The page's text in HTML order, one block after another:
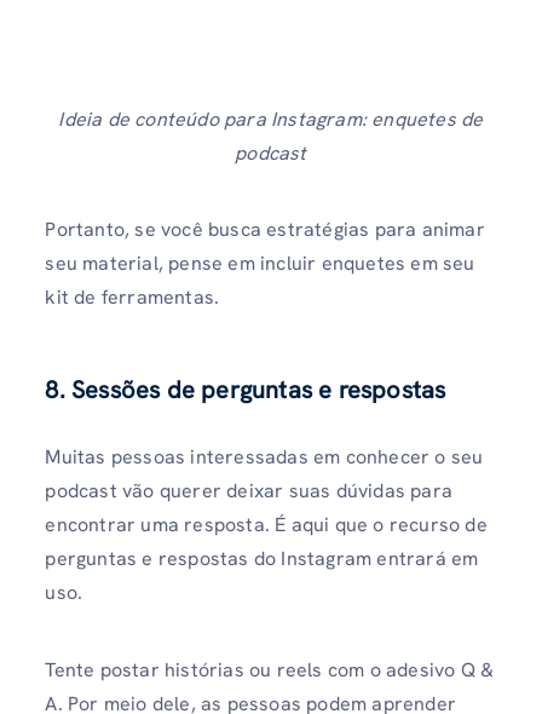
Ideia de conteúdo para Instagram: enquetes de
podcast
Portanto, se você busca estratégias para animar
seu material, pense em incluir enquetes em seu
kit de ferramentas.
8. Sessões de perguntas e respostas
Muitas pessoas interessadas em conhecer o seu
podcast vão querer deixar suas dúvidas para
encontrar uma resposta. É aqui que o recurso de
perguntas e respostas do Instagram entrará em
uso.
Tente postar histórias ou reels com o adesivo Q &
A. Por meio dele, as pessoas podem aprender